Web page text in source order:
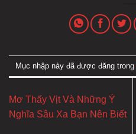
Mục nhập này đã được đăng trong
Mơ Thấy Vịt Và Những Ý
Nghĩa Sâu Xa Bạn Nên Biết